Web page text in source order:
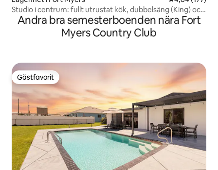
Studio i centrum: fullt utrustat kök, dubbelsäng (King) och
pool 6
Andra bra semesterboenden nära Fort
Myers Country Club
Gästfavorit
Gästfavorit